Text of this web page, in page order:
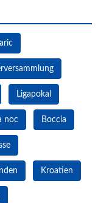
Ligapokal
noc Boccia
Kroatien